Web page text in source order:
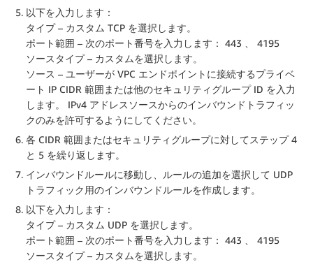
以下を入力します：
タイプ– カスタム TCP を選択します。
ポート範囲 – 次のポート番号を入力します： 443 、 4195
ソースタイプ– カスタムを選択します。
ソース – ユーザーが VPC エンドポイントに接続するプライベ
ート IP CIDR 範囲または他のセキュリティグループ ID を入力
します。 IPv4 アドレスソースからのインバウンドトラフィッ
クのみを許可するようにしてください。
各 CIDR 範囲またはセキュリティグループに対してステップ 4
と 5 を繰り返します。
インバウンドルールに移動し、 ルールの追加を選択して UDP
トラフィック用のインバウンドルールを作成します。
以下を入力します：
タイプ– カスタム UDP を選択します。
ポート範囲 – 次のポート番号を入力します： 443 、 4195
ソースタイプ– カスタムを選択します。